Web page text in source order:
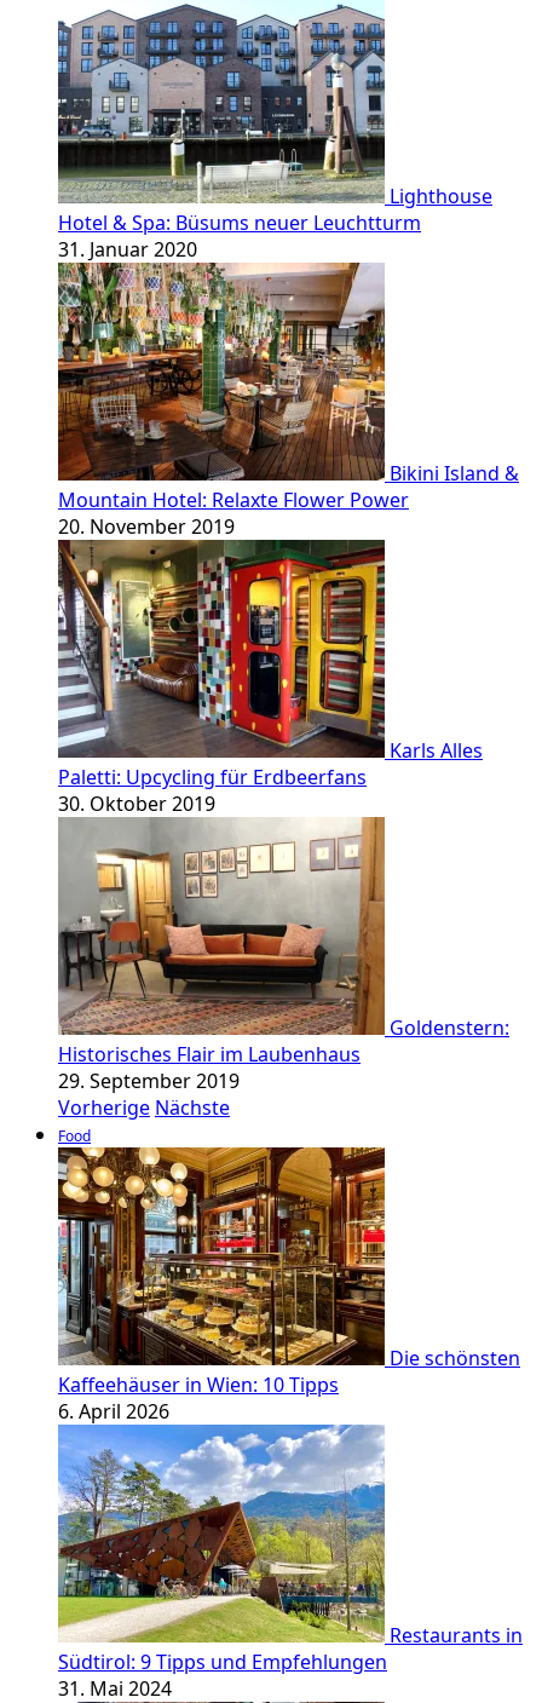
Lighthouse
Hotel & Spa: Büsums neuer Leuchtturm
31. Januar 2020
Bikini Island &
Mountain Hotel: Relaxte Flower Power
20. November 2019
Karls Alles
Paletti: Upcycling für Erdbeerfans
30. Oktober 2019
Goldenstern:
Historisches Flair im Laubenhaus
29. September 2019
Vorherige Nächste
Food
Die schönsten
Kaffeehäuser in Wien: 10 Tipps
6. April 2026
Restaurants in
Südtirol: 9 Tipps und Empfehlungen
31. Mai 2024